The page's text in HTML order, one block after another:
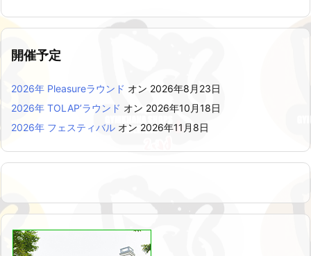
開催予定
2026年 Pleasureラウンド オン 2026年8月23日
2026年 TOLAP’ラウンド オン 2026年10月18日
2026年 フェスティバル オン 2026年11月8日